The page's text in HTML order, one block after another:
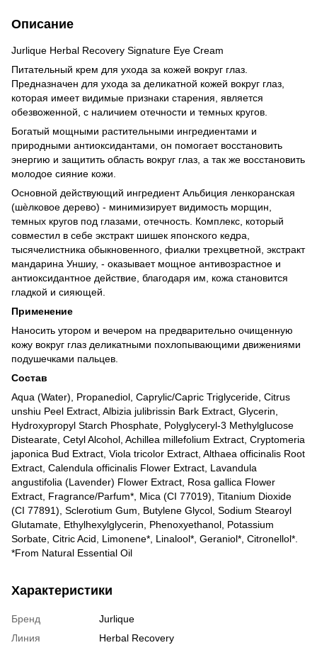
Описание
Jurlique Herbal Recovery Signature Eye Cream
Питательный крем для ухода за кожей вокруг глаз.
Предназначен для ухода за деликатной кожей вокруг глаз,
которая имеет видимые признаки старения, является
обезвоженной, c наличием отечности и темных кругов.
Богатый мощными растительными ингредиентами и
природными антиоксидантами, он помогает восстановить
энергию и защитить область вокруг глаз, а так же восстановить
молодое сияние кожи.
Основной действующий ингредиент Альбиция ленкоранская
(шѐлковое дерево) - минимизирует видимость морщин,
темных кругов под глазами, отечность. Комплекс, который
совместил в себе экстракт шишек японского кедра,
тысячелистника обыкновенного, фиалки трехцветной, экстракт
мандарина Уншиу, - оказывает мощное антивозрастное и
антиоксидантное действие, благодаря им, кожа становится
гладкой и сияющей.
Применение
Наносить утором и вечером на предварительно очищенную
кожу вокруг глаз деликатными похлопывающими движениями
подушечками пальцев.
Состав
Aqua (Water), Propanediol, Caprylic/Capric Triglyceride, Citrus
unshiu Peel Extract, Albizia julibrissin Bark Extract, Glycerin,
Hydroxypropyl Starch Phosphate, Polyglyceryl-3 Methylglucose
Distearate, Cetyl Alcohol, Achillea millefolium Extract, Cryptomeria
japonica Bud Extract, Viola tricolor Extract, Althaea officinalis Root
Extract, Calendula officinalis Flower Extract, Lavandula
angustifolia (Lavender) Flower Extract, Rosa gallica Flower
Extract, Fragrance/Parfum*, Mica (CI 77019), Titanium Dioxide
(CI 77891), Sclerotium Gum, Butylene Glycol, Sodium Stearoyl
Glutamate, Ethylhexylglycerin, Phenoxyethanol, Potassium
Sorbate, Citric Acid, Limonene*, Linalool*, Geraniol*, Citronellol*.
*From Natural Essential Oil
Характеристики
Бренд
Jurlique
Линия
Herbal Recovery